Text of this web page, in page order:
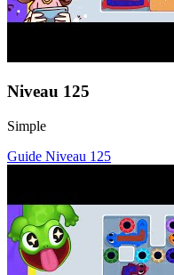
Niveau 125
Simple
Guide Niveau 125